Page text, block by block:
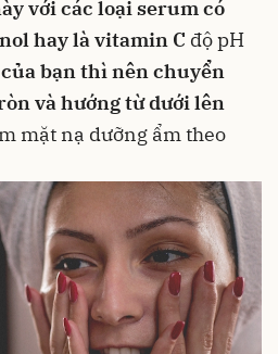
với các loại serum có
hay làvitamin C độ pH
bạn thì nên chuyển
và hướng từ dưới lên
mặt nạ dưỡng ẩm theo